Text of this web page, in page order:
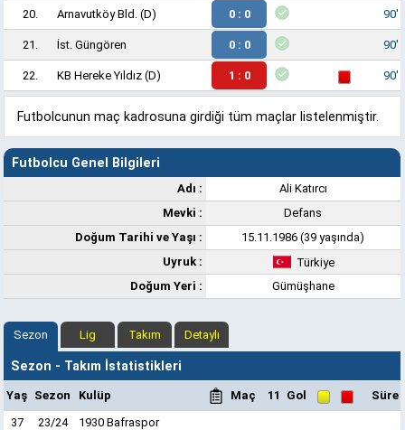
20. Arnavutköy Bld. (D) 0 : 0 90'
21. İst. Güngören 0 : 0 90'
22. KB Hereke Yıldız (D) 1 : 0 90'
Futbolcunun maç kadrosuna girdiği tüm maçlar listelenmiştir.
Futbolcu Genel Bilgileri
Adı :
Ali Katırcı
Mevki :
Defans
Doğum Tarihi ve Yaşı :
15.11.1986 (39 yaşında)
Uyruk :
Türkiye
Doğum Yeri :
Gümüşhane
Sezon Lig Takım Detaylı
Sezon - Takım İstatistikleri
Yaş Sezon Kulüp Maç 11 Gol
Süre
37
23/24
1930 Bafraspor